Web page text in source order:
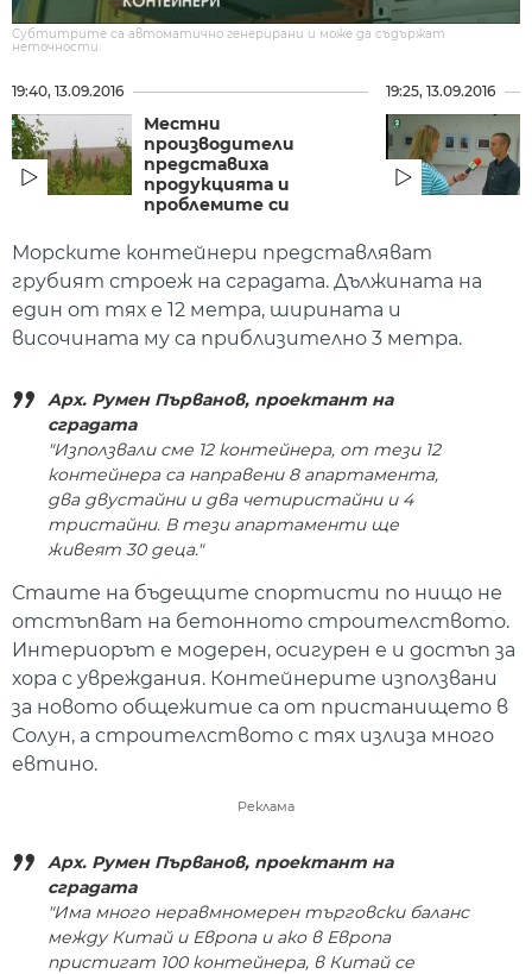
Субтитрите са автоматично генерирани и може да съдържат
неточности.
19:40, 13.09.2016
Местни
производители
представиха
продукцията и
проблемите си
19:25, 13.09.2016
Морските контейнери представляват
грубият строеж на сградата. Дължината на
един от тях е 12 метра, ширината и
височината му са приблизително 3 метра.
Арх. Румен Първанов, проектант на
сградата
"Използвали сме 12 контейнера, от тези 12
контейнера са направени 8 апартамента,
два двустайни и два четиристайни и 4
тристайни. В тези апартаменти ще
живеят 30 деца."
Стаите на бъдещите спортисти по нищо не
отстъпват на бетонното строителството.
Интериорът е модерен, осигурен е и достъп за
хора с увреждания. Контейнерите използвани
за новото общежитие са от пристанището в
Солун, а строителството с тях излиза много
евтино.
Реклама
Арх. Румен Първанов, проектант на
сградата
"Има много неравмномерен търговски баланс
между Китай и Европа и ако в Европа
пристигат 100 контейнера, в Китай се